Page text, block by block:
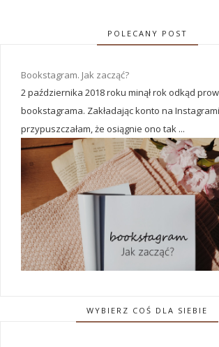
POLECANY POST
Bookstagram. Jak zacząć?
2 października 2018 roku minął rok odkąd
bookstagrama. Zakładając konto na
przypuszczałam, że osiągnie ono tak ...
WYBIERZ COŚ DLA SIEBIE